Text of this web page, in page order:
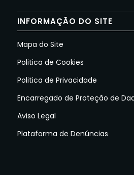
INFORMAÇÃO DO SITE
Mapa do Site
Politica de Cookies
Politica de Privacidade
Encarregado de Proteção de
Aviso Legal
Plataforma de Denúncias